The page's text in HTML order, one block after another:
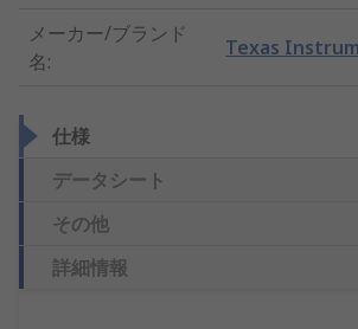
メーカー/ブランド
名:
Texas
仕様
データシート
その他
詳細情報